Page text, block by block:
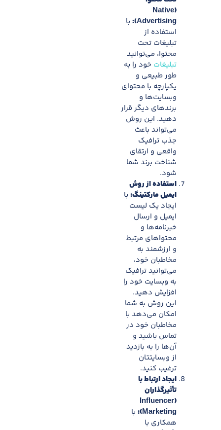
(Native
Advertising):
با
استفاده از
تبلیغات تحت
محتوا، می‌توانید
تبلیغات خود را به
طور طبیعی و
یکپارچه با محتوای
وبسایت‌ها و
برندهای دیگر قرار
دهید. این روش
می‌تواند باعث
جذب ترافیک
واقعی و ارتقای
شناخت برند شما
شود.
استفاده از روش
ایمیل مارکتینگ: با
ایجاد یک لیست
ایمیل و ارسال
خبرنامه‌ها و
محتواهای مرتبط
و ارزشمند به
مخاطبان خود،
می‌توانید ترافیک
به وبسایت خود را
افزایش دهید.
این روش به شما
امکان می‌دهد با
مخاطبان خود در
تماس باشید و
آن‌ها را به بازدید
از وبسایتتان
ترغیب کنید.
ایجاد ارتباط با
تأثیرگذاران
(Influencer
Marketing):
با
همکاری با